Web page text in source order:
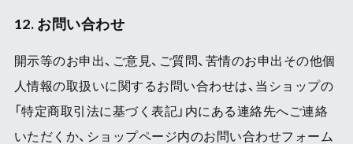
12. お問い合わせ
開示等のお申出、ご意見、ご質問、苦情のお申出その他個
人情報の取扱いに関するお問い合わせは、当ショップの
「特定商取引法に基づく表記」内にある連絡先へご連絡
いただくか、ショップページ内のお問い合わせフォーム